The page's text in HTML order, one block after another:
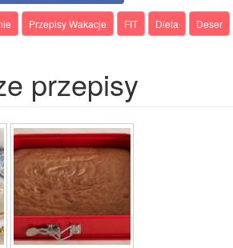
Przepisy Wakacje FIT Dieta Deser
przepisy